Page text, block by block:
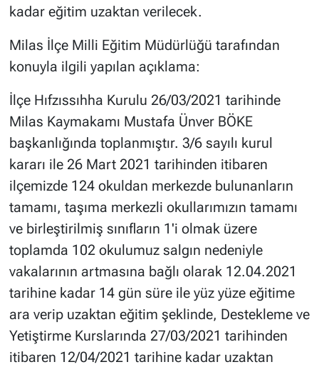
kadar eğitim uzaktan verilecek.
Milas İlçe Milli Eğitim Müdürlüğü tarafından
konuyla ilgili yapılan açıklama:
İlçe Hıfzıssıhha Kurulu 26/03/2021 tarihinde
Milas Kaymakamı Mustafa Ünver BÖKE
başkanlığında toplanmıştır. 3/6 sayılı kurul
kararı ile 26 Mart 2021 tarihinden itibaren
ilçemizde 124 okuldan merkezde bulunanların
tamamı, taşıma merkezli okullarımızın tamamı
ve birleştirilmiş sınıfların 1'i olmak üzere
toplamda 102 okulumuz salgın nedeniyle
vakalarının artmasına bağlı olarak 12.04.2021
tarihine kadar 14 gün süre ile yüz yüze eğitime
ara verip uzaktan eğitim şeklinde, Destekleme ve
Yetiştirme Kurslarında 27/03/2021 tarihinden
itibaren 12/04/2021 tarihine kadar uzaktan